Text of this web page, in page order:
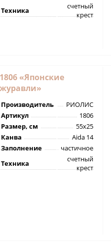
Техника
счетный
крест
1806 «Японские
журавли»
Производитель
РИОЛИС
Артикул
1806
Размер, см
55х25
Канва
Aida 14
Заполнение
частичное
Техника
счетный
крест